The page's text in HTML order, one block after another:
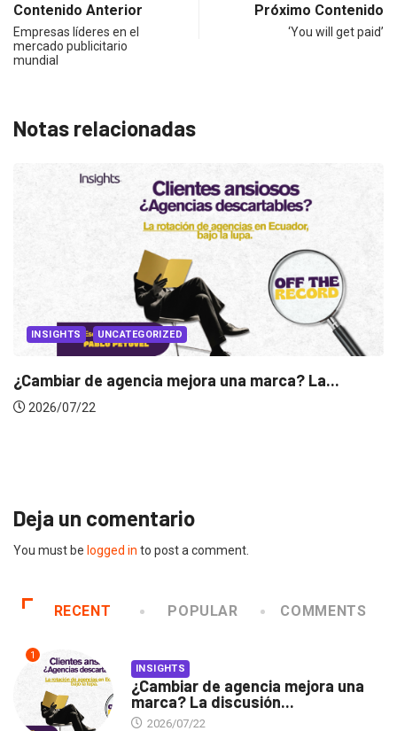
Contenido Anterior
Empresas líderes en el
mercado publicitario
mundial
Próximo Contenido
‘You will get paid’
Notas relacionadas
UNCATEGORIZED
agencia mejora una marca? La...
Deja un comentario
You must be logged in to post a comment.
RECENT POPULAR COMMENTS
1
INSIGHTS
¿Cambiar de agencia mejora una
marca? La discusión...
2026/07/22